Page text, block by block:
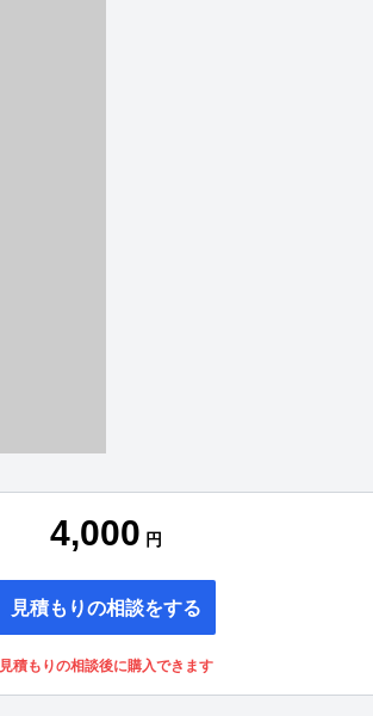
4,000 円
見積もりの相談をする
見積もりの相談後に購入できます